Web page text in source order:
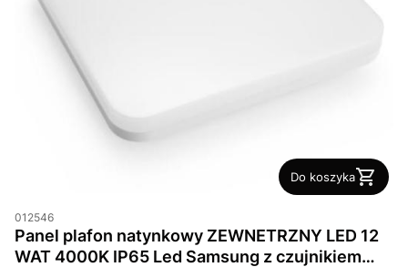
Do koszyka
012546
Panel plafon natynkowy ZEWNETRZNY LED 12
WAT 4000K IP65 Led Samsung z czujnikiem